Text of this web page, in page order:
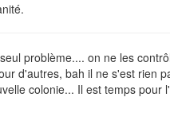
problème.... on ne les
d'autres, bah il ne s'est rien
colonie... Il est temps pour